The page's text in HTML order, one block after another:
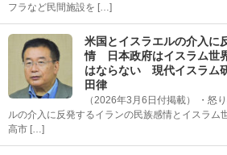
フラなど民間施設を […]
米国とイスラエルの介入に
情 日本政府はイスラム世
はならない 現代イスラム
田律
（2026年3月6日付掲載） ・怒
ルの介入に反発するイランの民族感情とイスラム
高市 […]